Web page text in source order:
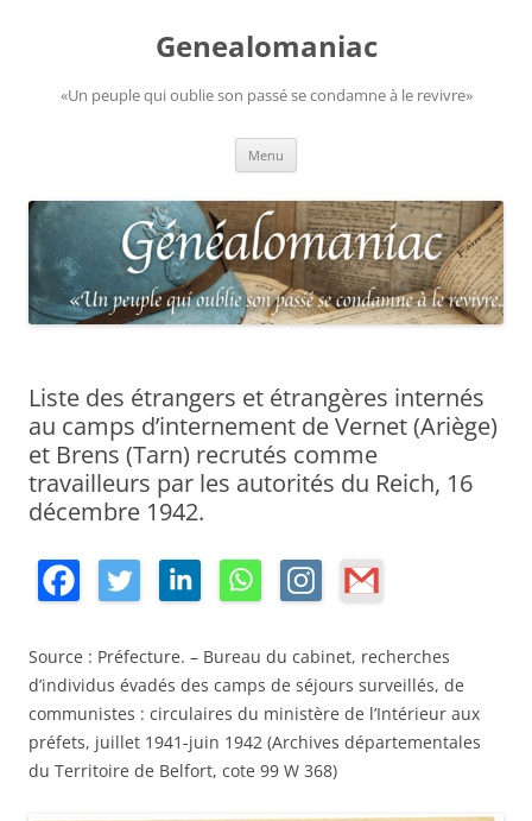
Genealomaniac
«Un peuple qui oublie son passé se condamne à le revivre»
Menu
Liste des étrangers et étrangères internés
au camps d’internement de Vernet (Ariège)
et Brens (Tarn) recrutés comme
travailleurs par les autorités du Reich, 16
décembre 1942.
Source : Préfecture. – Bureau du cabinet, recherches
d’individus évadés des camps de séjours surveillés, de
communistes : circulaires du ministère de l’Intérieur aux
préfets, juillet 1941-juin 1942 (Archives départementales
du Territoire de Belfort, cote 99 W 368)